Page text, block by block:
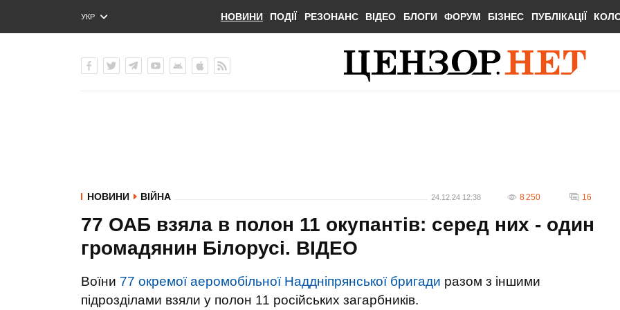
УКР
ENG
НОВИНИ ПОДІЇ РЕЗОНАНС ВІДЕО БЛОГИ ФОРУМ БІЗНЕС ПУБЛІКАЦІЇ
НОВИНИ ВІЙНА 24.12.24 12:38 8 250 16
77 ОАБ взяла в полон 11 окупантів: серед них - один
громадянин Білорусі. ВIДЕО
Воїни 77 окремої аеромобільної Наддніпрянської бригади разом з іншими
підрозділами взяли у полон 11 російських загарбників.